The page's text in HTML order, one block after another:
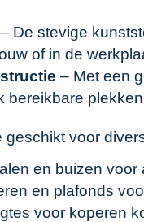
– De stevige
of in de
– Met een
bereikbare
geschikt voor
en buizen
en plafonds
voor koperen